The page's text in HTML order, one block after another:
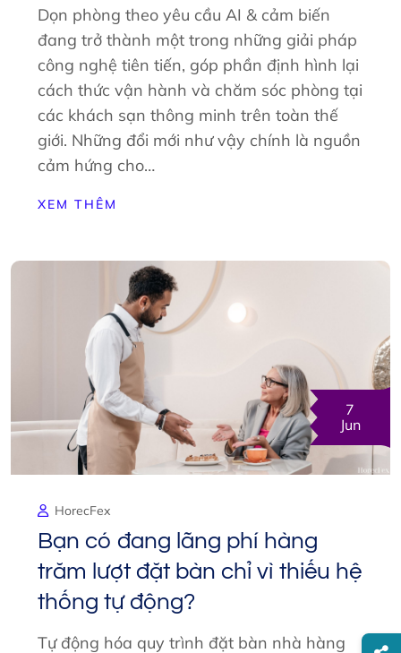
Dọn phòng theo yêu cầu AI & cảm biến
đang trở thành một trong những giải pháp
công nghệ tiên tiến, góp phần định hình lại
cách thức vận hành và chăm sóc phòng tại
các khách sạn thông minh trên toàn thế
giới. Những đổi mới như vậy chính là nguồn
cảm hứng cho…
XEM THÊM
7
Jun
HorecFex
Bạn có đang lãng phí hàng
trăm lượt đặt bàn chỉ vì thiếu hệ
thống tự động?
Tự động hóa quy trình đặt bàn nhà hàng